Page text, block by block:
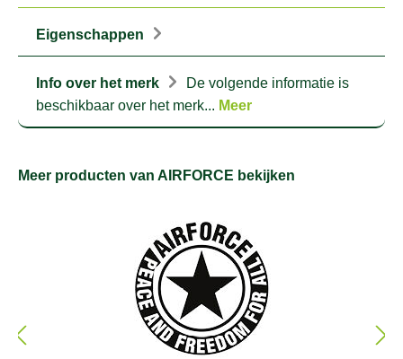
Eigenschappen
Info over het merk
De volgende informatie is
beschikbaar over het merk... Meer
Meer producten van AIRFORCE bekijken